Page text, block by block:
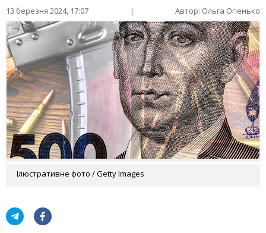
13 березня 2024, 17:07 | Автор: Ольга Опенько
Ілюстративне фото / Getty Images